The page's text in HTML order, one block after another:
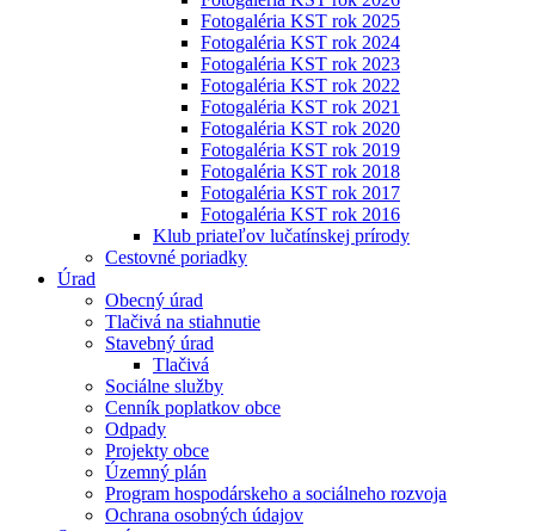
Fotogaléria KST rok 2025
Fotogaléria KST rok 2024
Fotogaléria KST rok 2023
Fotogaléria KST rok 2022
Fotogaléria KST rok 2021
Fotogaléria KST rok 2020
Fotogaléria KST rok 2019
Fotogaléria KST rok 2018
Fotogaléria KST rok 2017
Fotogaléria KST rok 2016
Klub priateľov lučatínskej prírody
Cestovné poriadky
Úrad
Obecný úrad
Tlačivá na stiahnutie
Stavebný úrad
Tlačivá
Sociálne služby
Cenník poplatkov obce
Odpady
Projekty obce
Územný plán
Program hospodárskeho a sociálneho rozvoja
Ochrana osobných údajov